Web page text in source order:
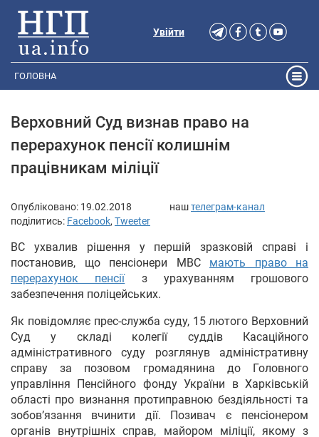
Увійти
ГОЛОВНА
Верховний Суд визнав право на
перерахунок пенсії колишнім
працівникам міліції
Опубліковано: 19.02.2018 наштелеграм-канал
поділитись: Facebook, Tweeter
ВС ухвалив рішення у першій зразковій справі і
постановив, що пенсіонери МВС мають право на
перерахунок пенсіїз урахуванням грошового
забезпечення поліцейських.
Як повідомляє прес-служба суду, 15 лютого Верховний
Суд у складі колегії суддів Касаційного
адміністративного суду розглянув адміністративну
справу за позовом громадянина до Головного
управління Пенсійного фонду України в Харківській
області про визнання протиправною бездіяльності та
зобов’язання вчинити дії. Позивач є пенсіонером
органів внутрішніх справ, майором міліції, якому з